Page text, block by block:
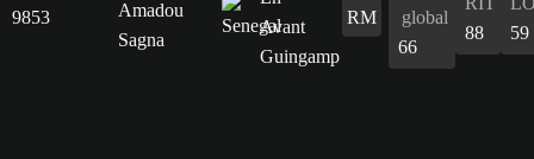
9853
Amadou
Sagna
RM
global
66
88
59